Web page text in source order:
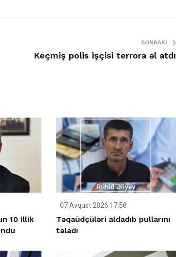
SONRAKI
Keçmiş polis işçisi terrora əl atdı
10 illik
07 Avqust 2026 17:58
Təqaüdçüləri aldadıb pullarını
taladı